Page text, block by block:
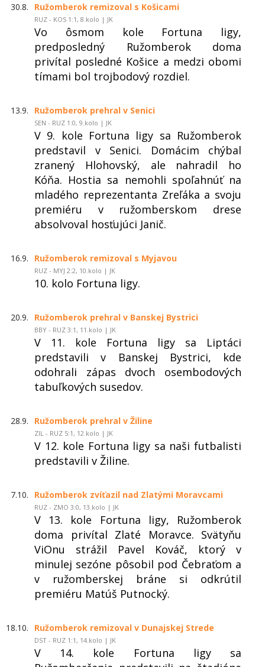
30.8. Ružomberok remizoval s Košicami
RUZ - KOS 1:1, 8.kolo | JK
Vo ôsmom kole Fortuna ligy,
predposledný Ružomberok doma
privítal posledné Košice a medzi obomi
tímami bol trojbodový rozdiel.
13.9. Ružomberok prehral v Senici
SEN - RUZ 1:0, 9.kolo | JK
V 9. kole Fortuna ligy sa Ružomberok
predstavil v Senici. Domácim chýbal
zranený Hlohovský, ale nahradil ho
Kóňa. Hostia sa nemohli spoľahnúť na
mladého reprezentanta Zreľáka a svoju
premiéru v ružomberskom drese
absolvoval hosťujúci Janič.
16.9. Ružomberok remizoval s Myjavou
RUZ - MYJ 2:2, 10.kolo | JK
10. kolo Fortuna ligy.
20.9. Ružomberok prehral v Banskej Bystrici
BBY - RUZ 3:1, 11.kolo | JK
V 11. kole Fortuna ligy sa Liptáci
predstavili v Banskej Bystrici, kde
odohrali zápas dvoch osembodových
tabuľkových susedov.
28.9. Ružomberok prehral v Žiline
ZIL - RUZ 5:1, 12.kolo | JK
V 12. kole Fortuna ligy sa naši futbalisti
predstavili v Žiline.
7.10. Ružomberok zvíťazil nad Zlatými Moravcami
RUZ - ZMO 3:0, 13.kolo | JK
V 13. kole Fortuna ligy, Ružomberok
doma privítal Zlaté Moravce. Svätyňu
ViOnu strážil Pavel Kováč, ktorý v
minulej sezóne pôsobil pod Čebraťom a
v ružomberskej bráne si odkrútil
premiéru Matúš Putnocký.
18.10. Ružomberok remizoval v Dunajskej Strede
DST - RUZ 1:1, 14.kolo | JK
V 14. kole Fortuna ligy sa